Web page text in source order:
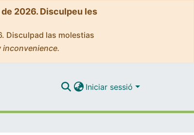
2026. Disculpeu les
Disculpad las molestias
Iniciar sessió